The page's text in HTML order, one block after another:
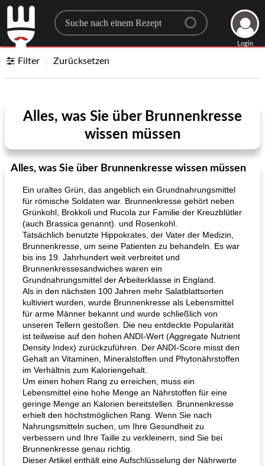
Search for a recipe
Login
Filter Zurücksetzen
Alles, was Sie über Brunnenkresse
wissen müssen
Alles, was Sie über Brunnenkresse wissen müssen
Ein uraltes Grün, das angeblich ein Grundnahrungsmittel
für römische Soldaten war. Brunnenkresse gehört neben
Grünkohl, Brokkoli und Rucola zur Familie der Kreuzblütler
(auch Brassica genannt). und Rosenkohl.
Tatsächlich benutzte Hippokrates, der Vater der Medizin,
Brunnenkresse, um seine Patienten zu behandeln. Es war
bis ins 19. Jahrhundert weit verbreitet und
Brunnenkressesandwiches waren ein
Grundnahrungsmittel der Arbeiterklasse in England.
Als in den nächsten 100 Jahren mehr Salatblattsorten
kultiviert wurden, wurde Brunnenkresse als Lebensmittel
für arme Männer bekannt und wurde schließlich von
unseren Tellern gestoßen. Die neu entdeckte Popularität
ist teilweise auf den hohen ANDI-Wert (Aggregate Nutrient
Density Index) zurückzuführen. Der ANDI-Score misst den
Gehalt an Vitaminen, Mineralstoffen und Phytonährstoffen
im Verhältnis zum Kaloriengehalt.
Um einen hohen Rang zu erreichen, muss ein
Lebensmittel eine hohe Menge an Nährstoffen für eine
geringe Menge an Kalorien bereitstellen. Brunnenkresse
erhielt den höchstmöglichen Rang. Wenn Sie nach
Nahrungsmitteln suchen, um Ihre Gesundheit zu
verbessern und Ihre Taille zu verkleinern, sind Sie bei
Brunnenkresse genau richtig.
Dieser Artikel enthält eine Aufschlüsselung der Nährwerte